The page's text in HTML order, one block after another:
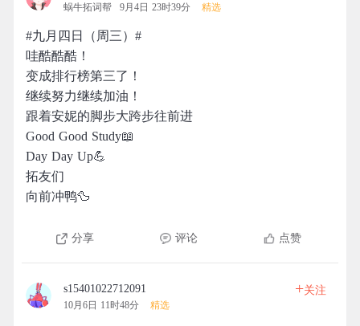
蜗牛拓词帮 9月4日 23时39分 精选
#九月四日（周三）#
哇酷酷酷！
变成排行榜第三了！
继续努力继续加油！
跟着安妮的脚步大跨步往前进
Good Good Study📖
Day Day Up💪
拓友们
向前冲鸭🦆
分享 评论 点赞
s15401022712091
10月6日 11时48分 精选
+关注